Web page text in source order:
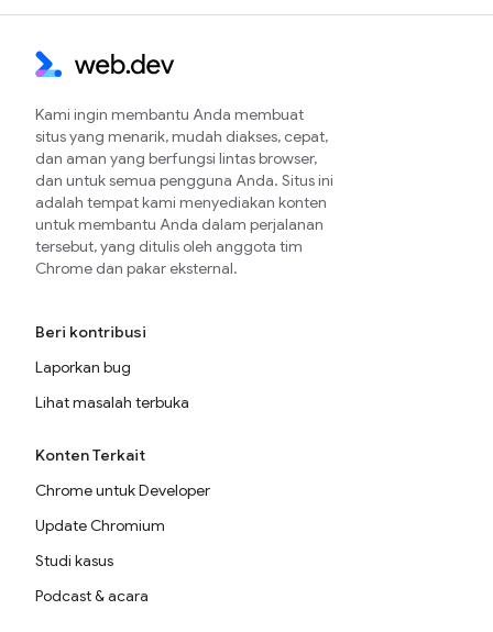
Kami ingin membantu Anda membuat
situs yang menarik, mudah diakses, cepat,
dan aman yang berfungsi lintas browser,
dan untuk semua pengguna Anda. Situs ini
adalah tempat kami menyediakan konten
untuk membantu Anda dalam perjalanan
tersebut, yang ditulis oleh anggota tim
Chrome dan pakar eksternal.
Beri kontribusi
Laporkan bug
Lihat masalah terbuka
Konten Terkait
Chrome untuk Developer
Update Chromium
Studi kasus
Podcast & acara